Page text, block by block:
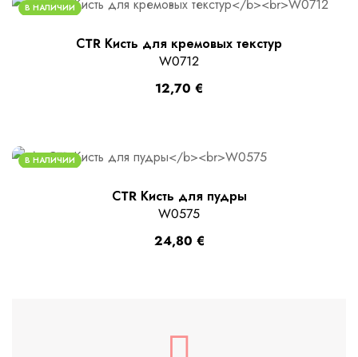
В НАЛИЧИИ
СTR Кисть для кремовых текстур
W0712
12,70 €
В НАЛИЧИИ
СTR Кисть для пудры
W0575
24,80 €